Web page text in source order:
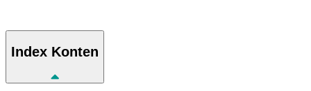
Index Konten